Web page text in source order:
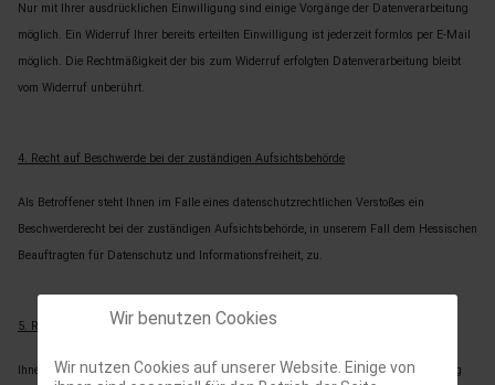
Nur mit Ihrer ausdrücklichen Einwilligung sind einige Vorgänge der Datenverarbeitung
möglich. Ein Widerruf Ihrer bereits erteilten Einwilligung ist jederzeit formlos per E-Mail
möglich. Die Rechtmäßigkeit der bis zum Widerruf erfolgten Datenverarbeitung bleibt
vom Widerruf unberührt.
4. Recht auf Beschwerde bei der zuständigen Aufsichtsbehörde
Als Betroffener steht Ihnen im Falle eines datenschutzrechtlichen Verstoßes ein
Beschwerderecht bei der zuständigen Aufsichtsbehörde, in unserem Fall dem Hessischen
Beauftragten für Datenschutz und Informationsfreiheit, zu.
5. Recht auf Datenübertragbarkeit
Ihnen steht das Recht zu, die personenbezogenen Daten, die wir mit Ihrer Einwilligung
Wir benutzen Cookies
Wir nutzen Cookies auf unserer Website. Einige von